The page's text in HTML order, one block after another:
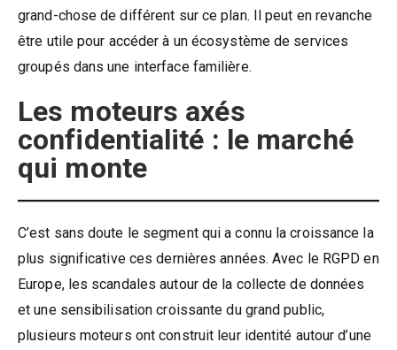
grand-chose de différent sur ce plan. Il peut en revanche
être utile pour accéder à un écosystème de services
groupés dans une interface familière.
Les moteurs axés
confidentialité : le marché
qui monte
C’est sans doute le segment qui a connu la croissance la
plus significative ces dernières années. Avec le RGPD en
Europe, les scandales autour de la collecte de données
et une sensibilisation croissante du grand public,
plusieurs moteurs ont construit leur identité autour d’une